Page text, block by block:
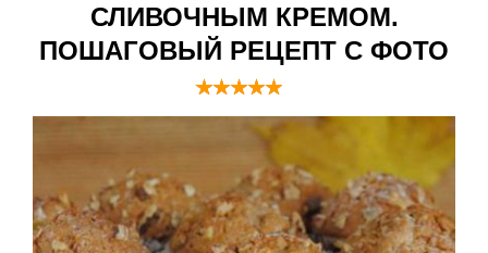
СЛИВОЧНЫМ КРЕМОМ.
ПОШАГОВЫЙ РЕЦЕПТ С ФОТО